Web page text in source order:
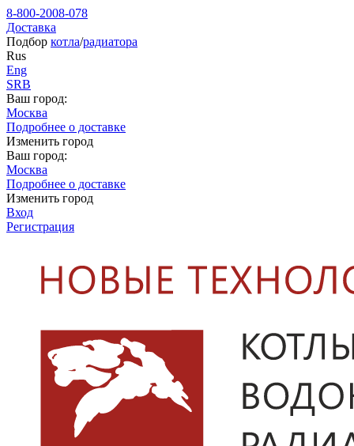
8-800-2008-078
Доставка
Подбор котла/радиатора
Rus
Eng
SRB
Ваш город:
Москва
Подробнее о доставке
Изменить город
Ваш город:
Москва
Подробнее о доставке
Изменить город
Вход
Регистрация